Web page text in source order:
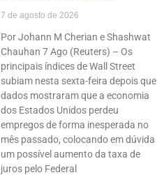
7 de agosto de 2026
Por Johann M Cherian e Shashwat
Chauhan 7 Ago (Reuters) – Os
principais índices de Wall Street
subiam nesta sexta-feira depois que
dados mostraram que a economia
dos Estados Unidos perdeu
empregos de forma inesperada no
mês passado, colocando em dúvida
um possível aumento da taxa de
juros pelo Federal